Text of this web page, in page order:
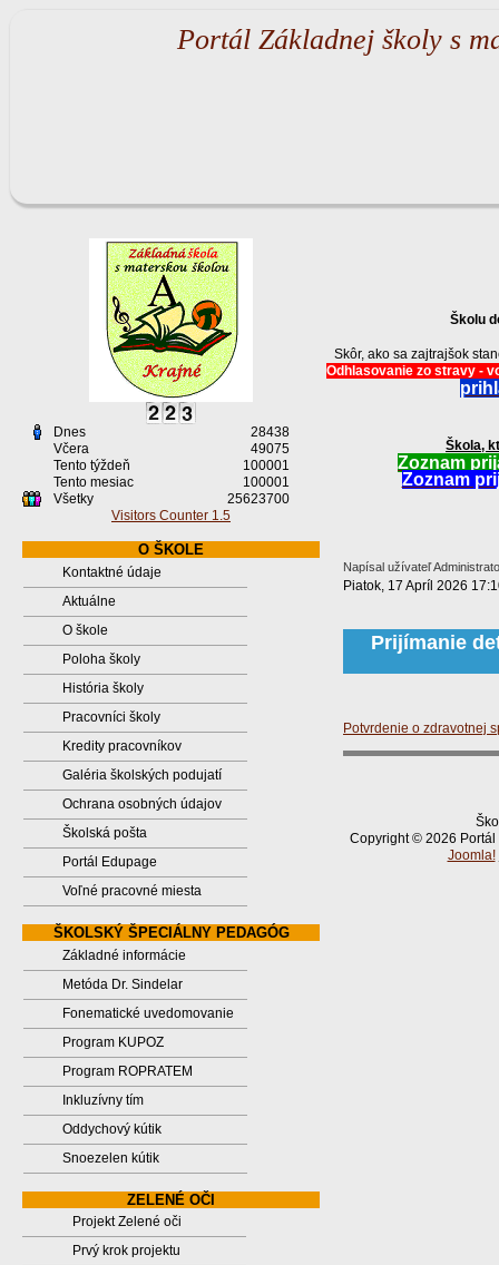
Portál Základnej školy s
Dnes
28438
Včera
49075
Tento týždeň
100001
Tento mesiac
100001
Všetky
25623700
Visitors Counter 1.5
O ŠKOLE
Kontaktné údaje
Aktuálne
O škole
Poloha školy
História školy
Pracovníci školy
Kredity pracovníkov
Galéria školských podujatí
Ochrana osobných údajov
Školská pošta
Portál Edupage
Voľné pracovné miesta
ŠKOLSKÝ ŠPECIÁLNY PEDAGÓG
Základné informácie
Metóda Dr. Sindelar
Fonematické uvedomovanie
Program KUPOZ
Program ROPRATEM
Inkluzívny tím
Oddychový kútik
Snoezelen kútik
ZELENÉ OČI
Projekt Zelené oči
Prvý krok projektu
Školu
Skôr, ako sa zajtrajšok
Odhlasovanie zo stravy -
Škola,
Zoznam
Zoznam
Napísal užívateľ
Piatok, 17 Apríl 2026
Prijímanie
Potvrdenie o zdravotnej
Copyright © 2026 Portál
Joomla!